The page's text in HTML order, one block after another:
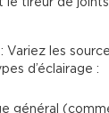
le tireur de
Variez les
d’éclairage :
général